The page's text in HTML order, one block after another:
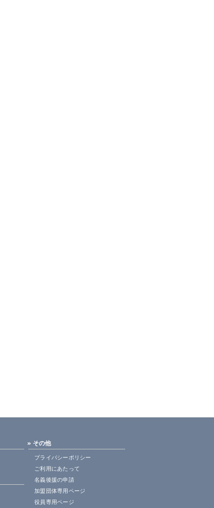
» その他
プライバシーポリシー
ご利用にあたって
名義後援の申請
加盟団体専用ページ
役員専用ページ